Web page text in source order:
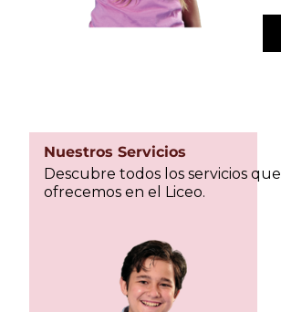
Nuestros Servicios
Descubre todos los servicios que
ofrecemos en el Liceo.